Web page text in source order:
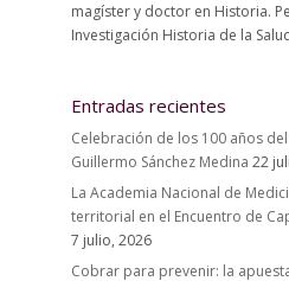
magíster y doctor en Historia.
Investigación Historia de la
Entradas recientes
Celebración de los 100 años
Guillermo Sánchez Medina 22
La Academia Nacional de
territorial en el Encuentro de
7 julio, 2026
Cobrar para prevenir: la